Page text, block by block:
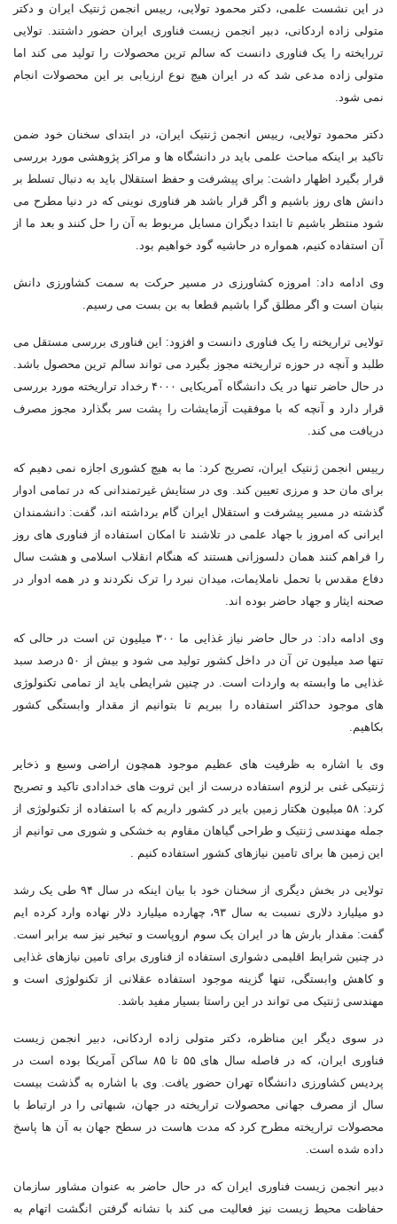
در این نشست علمی، دکتر محمود تولایی، رییس انجمن ژنتیک ایران و دکتر
متولی زاده اردکانی، دبیر انجمن زیست فناوری ایران حضور داشتند. تولایی
تررایخته را یک فناوری دانست که سالم ترین محصولات را تولید می کند اما
متولی زاده مدعی شد که در ایران هیچ نوع ارزیابی بر این محصولات انجام
نمی شود.
دکتر محمود تولایی، رییس انجمن ژنتیک ایران، در ابتدای سخنان خود ضمن
تاکید بر اینکه مباحث علمی باید در دانشگاه ها و مراکز پژوهشی مورد بررسی
قرار بگیرد اظهار داشت: برای پیشرفت و حفظ استقلال باید به دنبال تسلط بر
دانش های روز باشیم و اگر قرار باشد هر فناوری نوینی که در دنیا مطرح می
شود منتظر باشیم تا ابتدا دیگران مسایل مربوط به آن را حل کنند و بعد ما از
آن استفاده کنیم، همواره در حاشیه گود خواهیم بود.
وی ادامه داد: امروزه کشاورزی در مسیر حرکت به سمت کشاورزی دانش
بنیان است و اگر مطلق گرا باشیم قطعا به بن بست می رسیم.
تولایی تراریخته را یک فناوری دانست و افزود: این فناوری بررسی مستقل می
طلبد و آنچه در حوزه تراریخته مجوز بگیرد می تواند سالم ترین محصول باشد.
در حال حاضر تنها در یک دانشگاه آمریکایی ۴۰۰۰ رخداد تراریخته مورد بررسی
قرار دارد و آنچه که با موفقیت آزمایشات را پشت سر بگذارد مجوز مصرف
دریافت می کند.
رییس انجمن ژنتیک ایران، تصریح کرد: ما به هیچ کشوری اجازه نمی دهیم که
برای مان حد و مرزی تعیین کند. وی در ستایش غیرتمندانی که در تمامی ادوار
گذشته در مسیر پیشرفت و استقلال ایران گام برداشته اند، گفت: دانشمندان
ایرانی که امروز با جهاد علمی در تلاشند تا امکان استفاده از فناوری های روز
را فراهم کنند همان دلسوزانی هستند که هنگام انقلاب اسلامی و هشت سال
دفاع مقدس با تحمل ناملایمات، میدان نبرد را ترک نکردند و در همه ادوار در
صحنه ایثار و جهاد حاضر بوده اند.
وی ادامه داد: در حال حاضر نیاز غذایی ما ۳۰۰ میلیون تن است در حالی که
تنها صد میلیون تن آن در داخل کشور تولید می شود و بیش از ۵۰ درصد سبد
غذایی ما وابسته به واردات است. در چنین شرایطی باید از تمامی تکنولوژی
های موجود حداکثر استفاده را ببریم تا بتوانیم از مقدار وابستگی کشور
بکاهیم.
وی با اشاره به ظرفیت های عظیم موجود همچون اراضی وسیع و ذخایر
ژنتیکی غنی بر لزوم استفاده درست از این ثروت های خدادادی تاکید و تصریح
کرد: ۵۸ میلیون هکتار زمین بایر در کشور داریم که با استفاده از تکنولوژی از
جمله مهندسی ژنتیک و طراحی گیاهان مقاوم به خشکی و شوری می توانیم از
این زمین ها برای تامین نیازهای کشور استفاده کنیم .
تولایی در بخش دیگری از سخنان خود با بیان اینکه در سال ۹۴ طی یک رشد
دو میلیارد دلاری نسبت به سال ۹۳، چهارده میلیارد دلار نهاده وارد کرده ایم
گفت: مقدار بارش ها در ایران یک سوم اروپاست و تبخیر نیز سه برابر است.
در چنین شرایط اقلیمی دشواری استفاده از فناوری برای تامین نیازهای غذایی
و کاهش وابستگی، تنها گزینه موجود استفاده عقلانی از تکنولوژی است و
مهندسی ژنتیک می تواند در این راستا بسیار مفید باشد.
در سوی دیگر این مناظره، دکتر متولی زاده اردکانی، دبیر انجمن زیست
فناوری ایران، که در فاصله سال های ۵۵ تا ۸۵ ساکن آمریکا بوده است در
پردیس کشاورزی دانشگاه تهران حضور یافت. وی با اشاره به گذشت بیست
سال از مصرف جهانی محصولات تراریخته در جهان، شبهاتی را در ارتباط با
محصولات تراریخته مطرح کرد که مدت هاست در سطح جهان به آن ها پاسخ
داده شده است.
دبیر انجمن زیست فناوری ایران که در حال حاضر به عنوان مشاور سازمان
حفاظت محیط زیست نیز فعالیت می کند با نشانه گرفتن انگشت اتهام به